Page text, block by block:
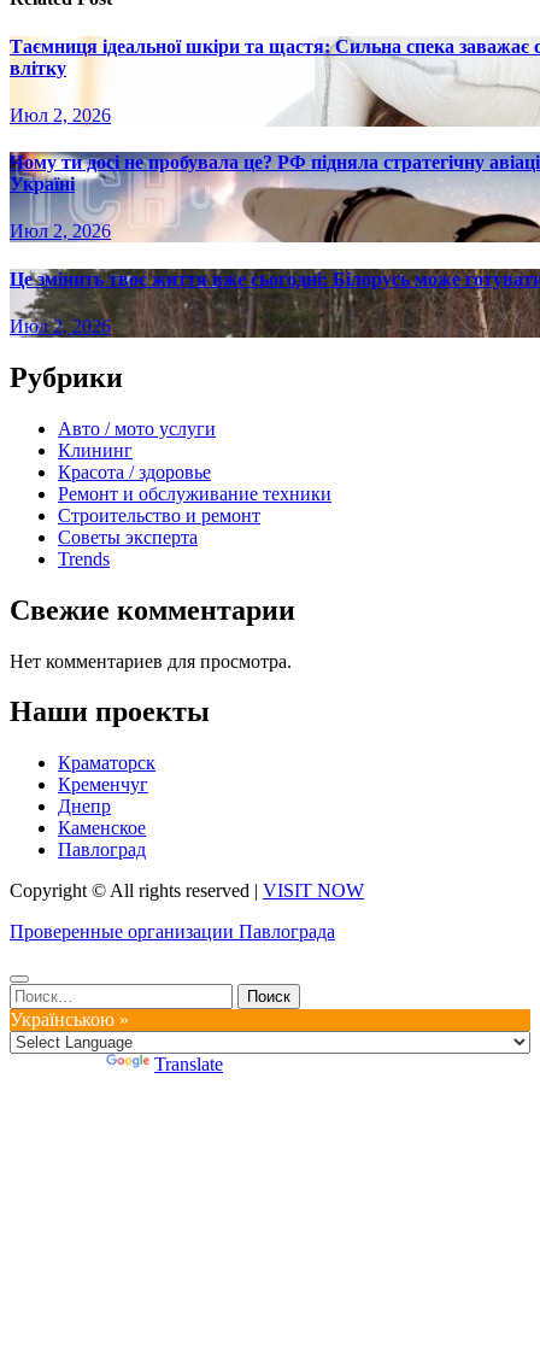
Таємниця ідеальної шкіри та щастя: Сильна спека
влітку
Июл 2, 2026
Чому ти досі не пробувала це? РФ підняла стратегічну
Україні
Июл 2, 2026
Це змінить твоє життя вже сьогодні: Білорусь може
Июл 2, 2026
Рубрики
Авто / мото услуги
Клининг
Красота / здоровье
Ремонт и обслуживание техники
Строительство и ремонт
Советы эксперта
Trends
Свежие комментарии
Нет комментариев для просмотра.
Наши проекты
Краматорск
Кременчуг
Днепр
Каменское
Павлоград
Copyright © All rights reserved | VISIT NOW
Проверенные организации Павлограда
Найти:
Українською »
Translate